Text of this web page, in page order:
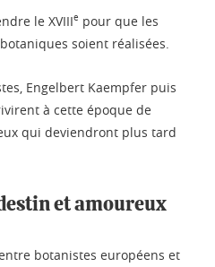
le XVIIIe pour que les
soient réalisées.
Engelbert Kaempfer puis
à cette époque de
qui deviendront plus tard
et amoureux
botanistes européens et